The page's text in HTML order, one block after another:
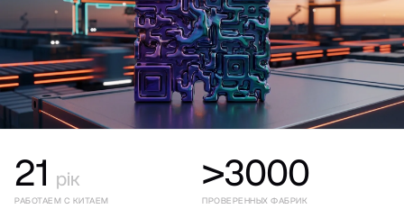
21 рік
РАБОТАЕМ С КИТАЕМ
>3000
ПРОВЕРЕННЫХ ФАБРИК